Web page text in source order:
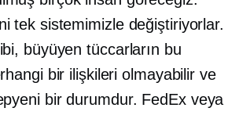
tek sistemimizle değiştiriyorlar.
büyüyen tüccarların bu
bir ilişkileri olmayabilir ve
bir durumdur. FedEx veya